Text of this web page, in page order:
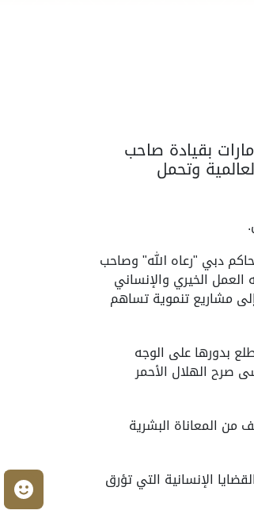
بقيادة صاحب
وتحمل
دبي "رعاه الله" وصاحب
الخيري والإنساني
مشاريع تنموية تساهم
ستظل تضطلع بدورها على الوجه
صرح الهلال الأحمر
من المعاناة البشرية
الإنسانية التي تؤرق